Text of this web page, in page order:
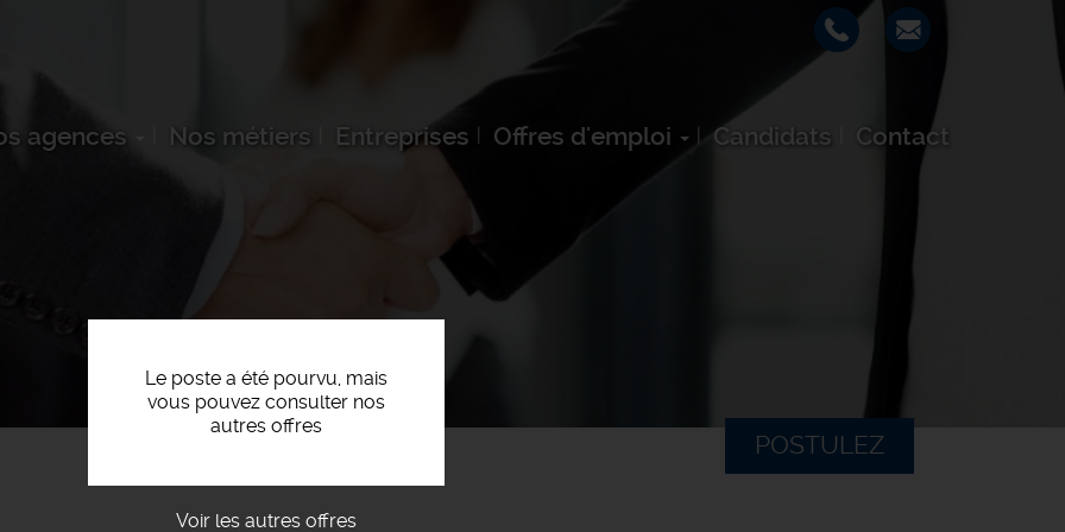
agences Nos métiers Entreprises Offres d'emploi Candidats Contact
Le poste a été pourvu, mais
vous pouvez consulter nos
autres offres
Voir les autres offres
POSTULEZ